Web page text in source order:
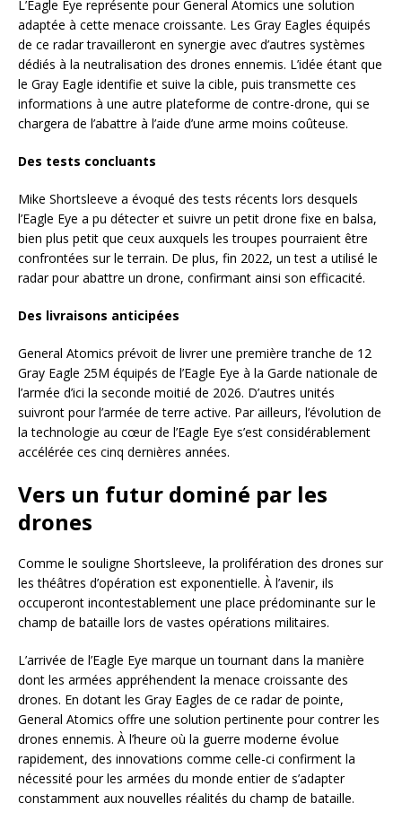
L’Eagle Eye représente pour General Atomics une solution
adaptée à cette menace croissante. Les Gray Eagles équipés
de ce radar travailleront en synergie avec d’autres systèmes
dédiés à la neutralisation des drones ennemis. L’idée étant que
le Gray Eagle identifie et suive la cible, puis transmette ces
informations à une autre plateforme de contre-drone, qui se
chargera de l’abattre à l’aide d’une arme moins coûteuse.
Des tests concluants
Mike Shortsleeve a évoqué des tests récents lors desquels
l’Eagle Eye a pu détecter et suivre un petit drone fixe en balsa,
bien plus petit que ceux auxquels les troupes pourraient être
confrontées sur le terrain. De plus, fin 2022, un test a utilisé le
radar pour abattre un drone, confirmant ainsi son efficacité.
Des livraisons anticipées
General Atomics prévoit de livrer une première tranche de 12
Gray Eagle 25M équipés de l’Eagle Eye à la Garde nationale de
l’armée d’ici la seconde moitié de 2026. D’autres unités
suivront pour l’armée de terre active. Par ailleurs, l’évolution de
la technologie au cœur de l’Eagle Eye s’est considérablement
accélérée ces cinq dernières années.
Vers un futur dominé par les
drones
Comme le souligne Shortsleeve, la prolifération des drones sur
les théâtres d’opération est exponentielle. À l’avenir, ils
occuperont incontestablement une place prédominante sur le
champ de bataille lors de vastes opérations militaires.
L’arrivée de l’Eagle Eye marque un tournant dans la manière
dont les armées appréhendent la menace croissante des
drones. En dotant les Gray Eagles de ce radar de pointe,
General Atomics offre une solution pertinente pour contrer les
drones ennemis. À l’heure où la guerre moderne évolue
rapidement, des innovations comme celle-ci confirment la
nécessité pour les armées du monde entier de s’adapter
constamment aux nouvelles réalités du champ de bataille.